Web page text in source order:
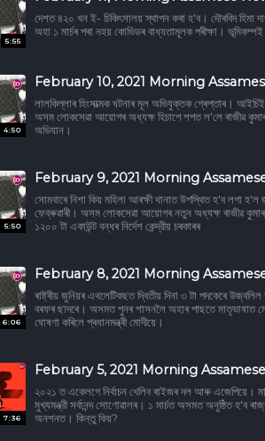
5:55
দেশত ৪২০ খন ই- চিকিৎসালয় স্থাপন কৰা হ'ব। দৌৰবিদ হিমা
অহা ১ মাৰ্চৰ পৰা নহয় কোভিডৰ বাধ্যতামূলক পৰীক্ষা।
4:50
February 10, 2021 Morning
লালকিল্লাৰ হিংসাত্মক ঘটনাৰ মূল অভিযুক্তক গ্ৰেপ্তাৰ।
অসম লোকসেৱা আয়োগৰ অধ্যক্ষ হিচাপে শপত ল'লে ৰাজীৱ
অভিযান।
5:50
February 9, 2021 Morning
সোমবাৰে নিশা কিয় মহিলা আৰক্ষী থানাত উপস্থিত হ'ব লগা হ'ল
ফেব্ৰুৱাৰী। অসম লোকসেৱা আয়োগৰ নতুন অধ্যক্ষ ৰাজীৱ
১২০০ টা একাউন্ট বন্ধৰ নিৰ্দেশ কেন্দ্রীয় চৰকাৰৰ
6:06
February 8, 2021 Morning
ৰাষ্ট্ৰীয় জুনিয়ৰ এথলেটিকছত দ্বিতীয় দিনা ৩ টা পদকেৰে
বৰফৰ ছাদৰে। অসমত পুনৰ শাসনলৈ অহাৰ পাছতে মাতৃভাষাত
ঘোষণা কৰিলে প্ৰধানমন্ত্ৰী মোদীয়ে।
7:36
February 5, 2021 Morning
২০২১ ত একেলগে নিৰ্বাচন খেলিব ৰাইজৰ দল আৰু এজেপিয়ে।
মুখ্যমন্ত্রী সৰ্বানন্দ সোণোৱালৰ। ১ মাৰ্চত অসমত অনুষ্ঠিত হ'ব
অনশনত। কিন্তু কিয়?